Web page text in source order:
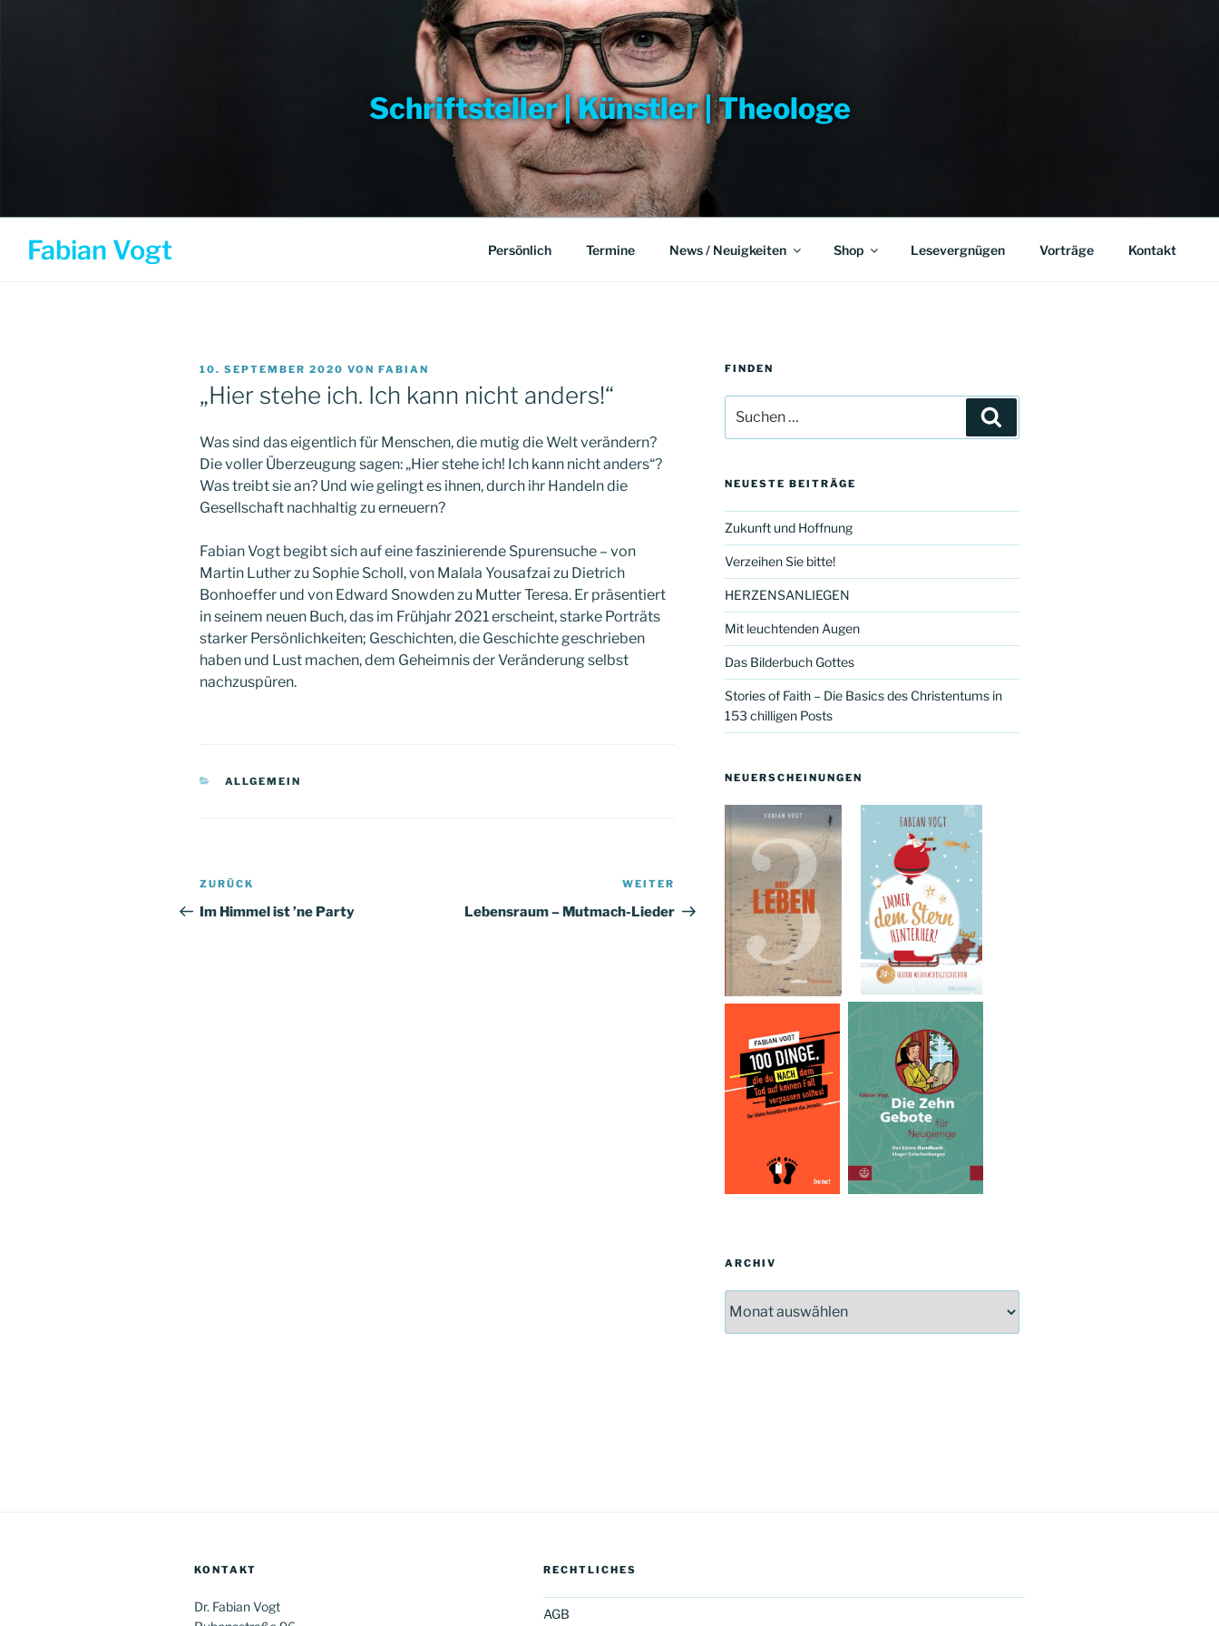
Schriftsteller | Künstler | Theologe
Fabian Vogt Persönlich Termine News / Neuigkeiten Shop Lesevergnügen Vorträge Kontakt
VERÖFFENTLICHT
AM
10. SEPTEMBER 2020 VON FABIAN
„Hier stehe ich. Ich kann nicht anders!“
Was sind das eigentlich für Menschen, die mutig die Welt verändern?
Die voller Überzeugung sagen: „Hier stehe ich! Ich kann nicht anders“?
Was treibt sie an? Und wie gelingt es ihnen, durch ihr Handeln die
Gesellschaft nachhaltig zu erneuern?
Fabian Vogt begibt sich auf eine faszinierende Spurensuche – von
Martin Luther zu Sophie Scholl, von Malala Yousafzai zu Dietrich
Bonhoeffer und von Edward Snowden zu Mutter Teresa. Er präsentiert
in seinem neuen Buch, das im Frühjahr 2021 erscheint, starke Porträts
starker Persönlichkeiten; Geschichten, die Geschichte geschrieben
haben und Lust machen, dem Geheimnis der Veränderung selbst
nachzuspüren.
KATEGORIEN
ALLGEMEIN
Beitragsnavigation
Vorheriger
Beitrag
ZURÜCK
Im Himmel ist ’ne Party
Nächster
Beitrag
WEITER
Lebensraum – Mutmach-Lieder
FINDEN
nach:
NEUESTE BEITRÄGE
Zukunft und Hoffnung
Verzeihen Sie bitte!
HERZENSANLIEGEN
Mit leuchtenden Augen
Das Bilderbuch Gottes
Stories of Faith – Die Basics des Christentums in
153 chilligen Posts
NEUERSCHEINUNGEN
ARCHIV
KONTAKT
Dr. Fabian Vogt
RECHTLICHES
AGB